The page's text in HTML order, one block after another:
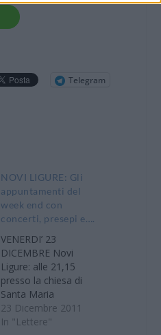
Telegram
NOVI LIGURE: Gli
appuntamenti del
week end con
concerti, presepi e….
VENERDI’ 23
DICEMBRE Novi
Ligure: alle 21,15
presso la chiesa di
Santa Maria
Maddalena concerto di
Natale con la corale
23 Dicembre 2011
In "Lettere"